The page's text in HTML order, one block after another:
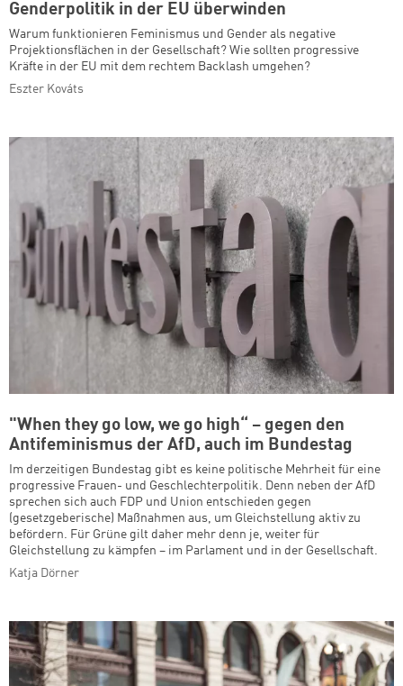
Genderpolitik in der EU überwinden
Warum funktionieren Feminismus und Gender als negative
Projektionsflächen in der Gesellschaft​? Wie sollten progressive
Kräfte in der EU mit dem rechtem Backlash umgehen?
Eszter Kováts
"When they go low, we go high“ – gegen den
Antifeminismus der AfD, auch im Bundestag
Im derzeitigen Bundestag gibt es keine politische Mehrheit für eine
progressive Frauen- und Geschlechterpolitik. Denn neben der AfD
sprechen sich auch FDP und Union entschieden gegen
(gesetzgeberische) Maßnahmen aus, um Gleichstellung aktiv zu
befördern. Für Grüne gilt daher mehr denn je, weiter für
Gleichstellung zu kämpfen – im Parlament und in der Gesellschaft.
Katja Dörner